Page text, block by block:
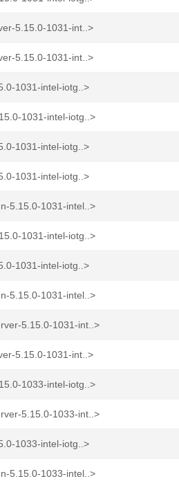
5.15.0-1031-int..>
5.15.0-1031-int..>
1031-intel-iotg..>
1031-intel-iotg..>
1031-intel-iotg..>
1031-intel-iotg..>
5.15.0-1031-intel..>
1031-intel-iotg..>
1031-intel-iotg..>
5.15.0-1031-intel..>
5.15.0-1031-int..>
5.15.0-1031-int..>
1033-intel-iotg..>
5.15.0-1033-int..>
1033-intel-iotg..>
5.15.0-1033-intel..>